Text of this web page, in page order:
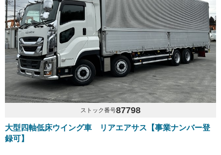
ストック番号87798
大型四軸低床ウイング車 リアエアサス【事業ナンバー登
録可】